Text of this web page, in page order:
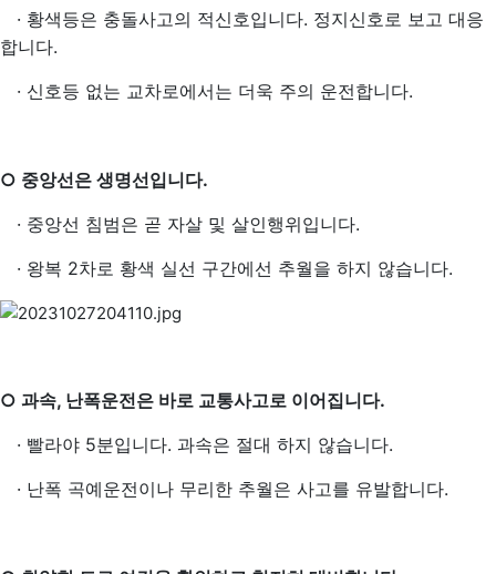
· 황색등은 충돌사고의 적신호입니다. 정지신호로 보고 대응
합니다.
· 신호등 없는 교차로에서는 더욱 주의 운전합니다.
○ 중앙선은 생명선입니다.
· 중앙선 침범은 곧 자살 및 살인행위입니다.
· 왕복 2차로 황색 실선 구간에선 추월을 하지 않습니다.
○ 과속, 난폭운전은 바로 교통사고로 이어집니다.
· 빨라야 5분입니다. 과속은 절대 하지 않습니다.
· 난폭 곡예운전이나 무리한 추월은 사고를 유발합니다.